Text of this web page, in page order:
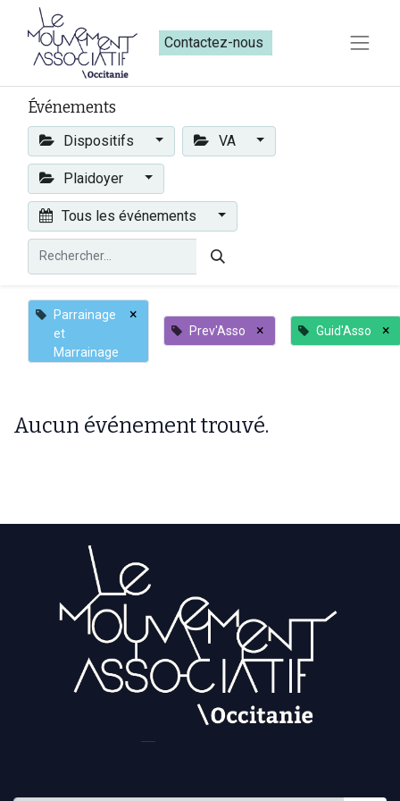
Contactez-nous​​
Événements
Dispositifs VA
Plaidoyer
Tous les événements
Parrainage
et
Marrainage
×
Prev'Asso × Guid'Asso ×
Aucun événement trouvé.